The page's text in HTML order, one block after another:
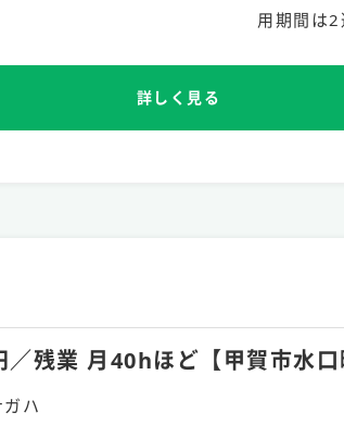
用期間は
詳しく見る
残業 月40hほど【甲賀市水
ハ